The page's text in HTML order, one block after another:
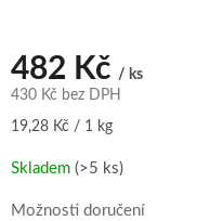
482 Kč / ks
430 Kč bez DPH
Měrná
19,28 Kč / 1 kg
Skladem (>5 ks)
Možnosti doručení